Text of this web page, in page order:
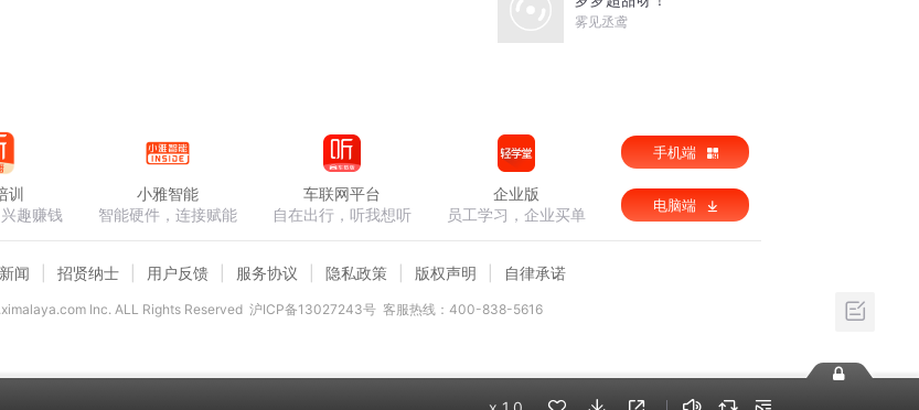
雾见丞鸢
训
趣赚钱
小雅智能
智能硬件，连接赋能
车联网平台
自在出行，听我想听
企业版
员工学习，企业买单
手机端
电脑端
闻 招贤纳士 用户反馈 服务协议 隐私政策 版权声明 自律承诺
lnc. ALL Rights Reserved 沪ICP备13027243号 客服热线：400-838-5616